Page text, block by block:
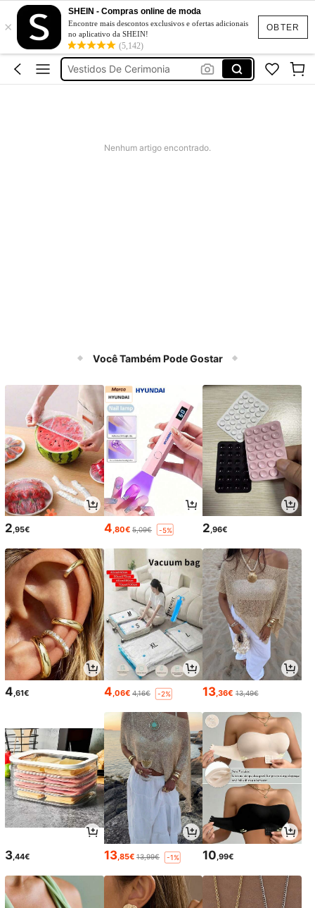
OBTER
×
SHEIN - Compras online de moda
Encontre mais descontos exclusivos e ofertas adicionais
no aplicativo da SHEIN!
(5,142)
Fato De Banho Mulher
Elitara
Vestidos De Verão
Vestidos De Cerimonia
Nenhum artigo encontrado.
Você Também Pode Gostar
2 ,95€ 4 ,80€ 5,09€ -5% 2 ,96€
4,61€ 4,06€ 4,16€ -2% 13,36€ 13,49€
3,44€ 13,85€ 13,99€ -1% 10,99€